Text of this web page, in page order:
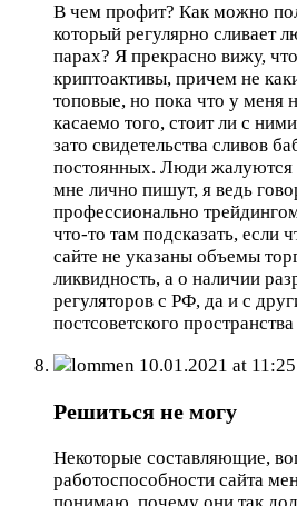
В чем профит? Как можно
который регулярно сливает
парах? Я прекрасно вижу,
криптоактивы, причем не
топовые, но пока что у меня
касаемо того, стоит ли с
зато свидетельства сливов
постоянных. Люди жалуются
мне лично пишут, я ведь
профессионально
что-то там подсказать, если
сайте не указаны объемы
ликвидность, а о наличии
регуляторов с РФ, да и с
постсоветского
lommen 10.01.2021 at 11:25
Решиться не могу
Некоторые составляющие,
работоспособности сайта